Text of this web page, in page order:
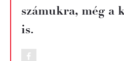
számukra, még a
is.